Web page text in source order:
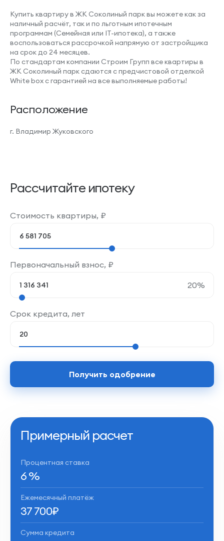
Купить квартиру в ЖК Соколиный парк вы можете как за
наличный расчёт, так и по льготным ипотечным
программам (Семейная или IT-ипотека), а также
воспользоваться рассрочкой напрямую от застройщика
на срок до 24 месяцев.
По стандартам компании Строим Групп все квартиры в
ЖК Соколиный парк сдаются с предчистовой отделкой
White box с гарантией на все выполняемые работы!
Расположение
г. Владимир Жуковского
Рассчитайте ипотеку
Стоимость квартиры, ₽
Первоначальный взнос, ₽
20%
Срок кредита, лет
Получить одобрение
Примерный расчет
Процентная ставка
6%
Ежемесячный платёж
37 700₽
Сумма кредита